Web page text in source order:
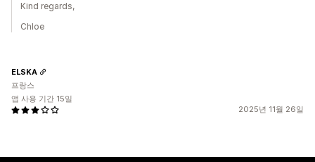
Kind regards,
Chloe
2025년 11월 26일
ELSKA
프랑스
앱 사용 기간 15일